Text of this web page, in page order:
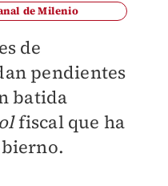
de Milenio
de
pendientes
batida
fiscal que ha